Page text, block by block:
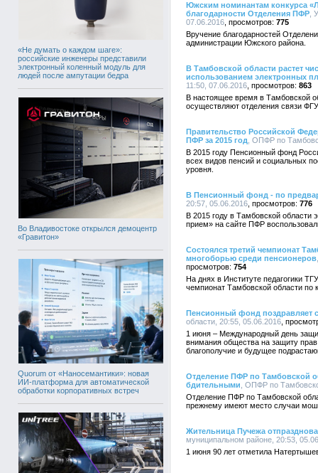
«Не думать о каждом шаге»:
российские инженеры представили
электронный коленный модуль для
людей после ампутации бедра
Во Владивостоке открылся демоцентр
«Гравитон»
Quorum от «Наносемантики»: новая
ИИ-платформа для автоматической
обработки корпоративных встреч
Южским номинантам конкурса
благодарности Отделения ПФР ,
07.06.2016
775
Вручение благодарностей
администрации Южского района.
В Тамбовской области растет
использованием электронных
11:50, 07.06.2016
863
В настоящее время в Тамбовской
осуществляют отделения связи
Правительство Российской
ПФР за 2015 год , ОПФР по
В 2015 году Пенсионный фонд
всех видов пенсий и социальных
уровня.
В Пенсионный фонд - по
20:57, 05.06.2016
776
В 2015 году в Тамбовской области
прием» на сайте ПФР
Состоялся третий чемпионат
многоборью среди пенсионеров
754
На днях в Институте педагогики
чемпионат Тамбовской области
Пенсионный фонд поздравляет
области, 20:55, 05.06.2016
1 июня – Международный день
внимания общества на защиту прав
благополучие и будущее
Отделение ПФР по Тамбовской
бдительными , ОПФР по
Отделение ПФР по Тамбовской
прежнему имеют место случаи
Жительница Пучежа
муниципальном районе, 20:53,
1 июня 90 лет отметила